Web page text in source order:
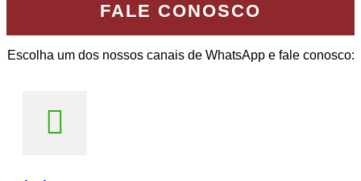
FALE CONOSCO
Escolha um dos nossos canais de WhatsApp e fale conosco: